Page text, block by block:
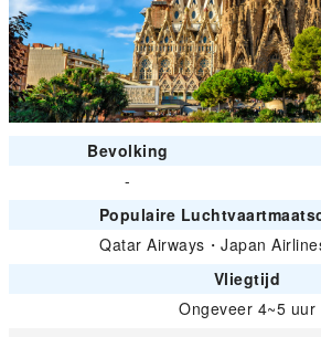
Bevolking
-
Populaire
Qatar Airways ・ Japan
Vliegtijd
Ongeveer 4~5 uur